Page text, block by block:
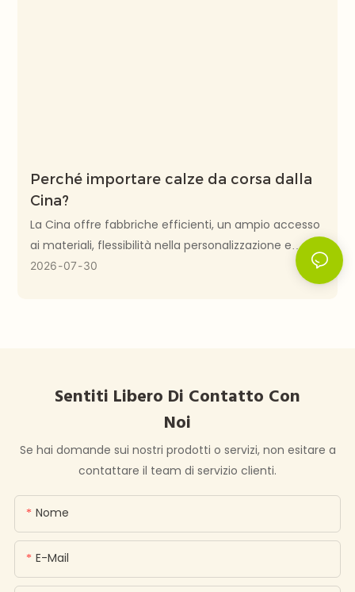
Perché importare calze da corsa dalla
Cina?
La Cina offre fabbriche efficienti, un ampio accesso
ai materiali, flessibilità nella personalizzazione e
economie di scala per la produzione all'ingrosso di
2026 07 30
Sentiti Libero Di Contatto Con
Noi
Se hai domande sui nostri prodotti o servizi, non esitare a
contattare il team di servizio clienti.
Nome
E-Mail